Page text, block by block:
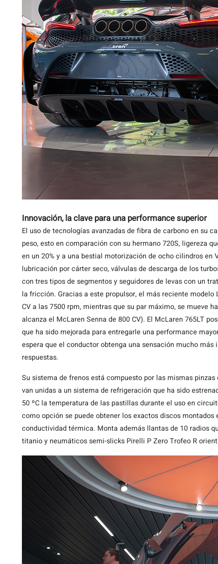
Innovación, la clave para una performance superior
El uso de tecnologías avanzadas de fibra de carbono en su
peso, esto en comparación con su hermano 720S, ligereza
en un 20% y a una bestial motorización de ocho cilindros en
lubricación por cárter seco, válvulas de descarga de los
con tres tipos de segmentos y seguidores de levas con un
la fricción. Gracias a este propulsor, el más reciente
CV a las 7500 rpm, mientras que su par máximo, se mueve
alcanza el McLaren Senna de 800 CV). El McLaren 765LT
que ha sido mejorada para entregarle una performance
espera que el conductor obtenga una sensación mucho
respuestas.
Su sistema de frenos está compuesto por las mismas
van unidas a un sistema de refrigeración que ha sido
50 ºC la temperatura de las pastillas durante el uso en
como opción se puede obtener los exactos discos
conductividad térmica. Monta además llantas de 10 radios
titanio y neumáticos semi-slicks Pirelli P Zero Trofeo R